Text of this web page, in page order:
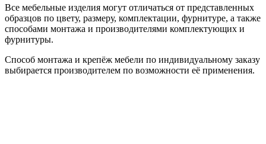
Все мебельные изделия могут отличаться от представленных
образцов по цвету, размеру, комплектации, фурнитуре, а также
способами монтажа и производителями комплектующих и
фурнитуры.
Способ монтажа и крепёж мебели по индивидуальному заказу
выбирается производителем по возможности её применения.